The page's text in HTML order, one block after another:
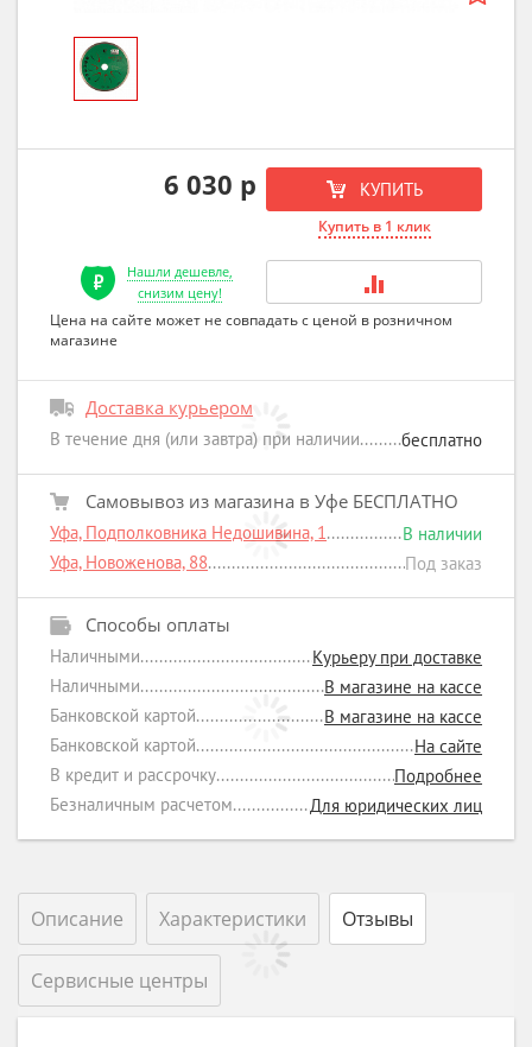
6 030 р КУПИТЬ
Купить в 1 клик
Нашли дешевле,
снизим цену!
Цена на сайте может не совпадать с ценой в розничном
магазине
Доставка курьером
В течение дня (или завтра) при наличии бесплатно
Самовывоз из магазина в Уфе БЕСПЛАТНО
Уфа, Подполковника Недошивина, 1
В наличии
Уфа, Новоженова, 88
Под заказ
Способы оплаты
Наличными
Курьеру при доставке
Наличными
В магазине на кассе
Банковской картой
В магазине на кассе
Банковской картой
На сайте
В кредит и рассрочку
Подробнее
Безналичным расчетом
Для юридических лиц
Описание Характеристики Отзывы
Сервисные центры